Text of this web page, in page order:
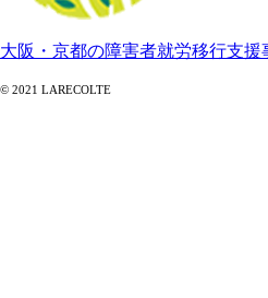
大阪・京都の障害者就労移行支援
© 2021 LARECOLTE